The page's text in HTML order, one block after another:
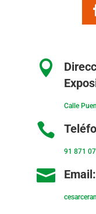

Calle

91 871
 Email: